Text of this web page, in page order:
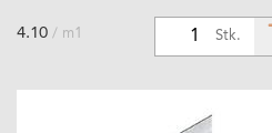
Stk.
4.10 / m1